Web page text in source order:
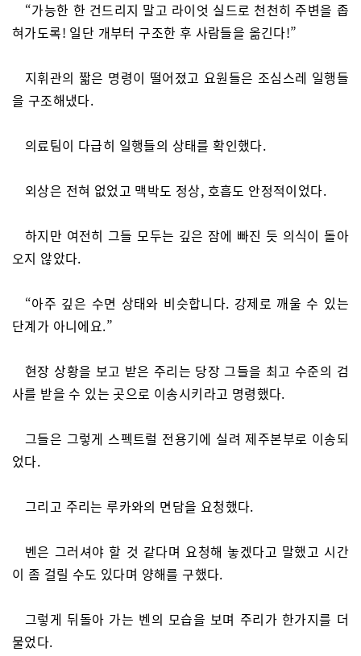
“가능한 한 건드리지 말고 라이엇 실드로 천천히 주변을 좁
혀가도록! 일단 개부터 구조한 후 사람들을 옮긴다!”
지휘관의 짧은 명령이 떨어졌고 요원들은 조심스레 일행들
을 구조해냈다.
의료팀이 다급히 일행들의 상태를 확인했다.
외상은 전혀 없었고 맥박도 정상, 호흡도 안정적이었다.
하지만 여전히 그들 모두는 깊은 잠에 빠진 듯 의식이 돌아
오지 않았다.
“아주 깊은 수면 상태와 비슷합니다. 강제로 깨울 수 있는
단계가 아니에요.”
현장 상황을 보고 받은 주리는 당장 그들을 최고 수준의 검
사를 받을 수 있는 곳으로 이송시키라고 명령했다.
그들은 그렇게 스펙트럴 전용기에 실려 제주본부로 이송되
었다.
그리고 주리는 루카와의 면담을 요청했다.
벤은 그러셔야 할 것 같다며 요청해 놓겠다고 말했고 시간
이 좀 걸릴 수도 있다며 양해를 구했다.
그렇게 뒤돌아 가는 벤의 모습을 보며 주리가 한가지를 더
물었다.